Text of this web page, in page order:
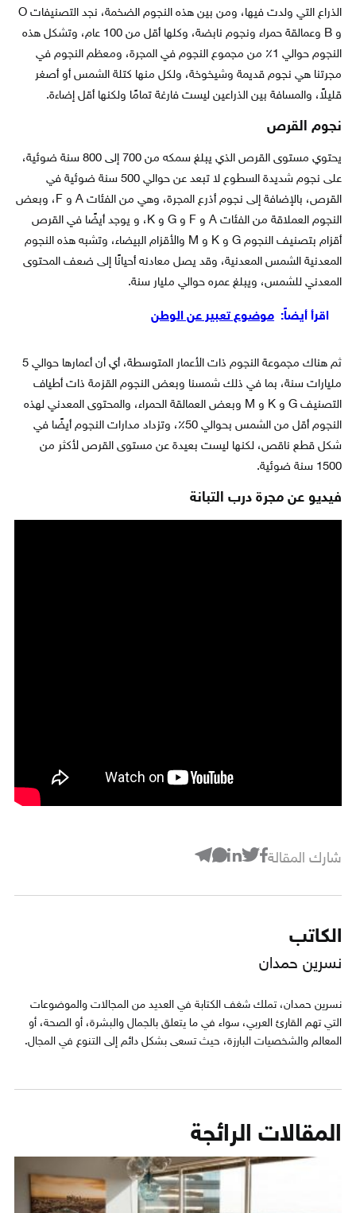
الذراع التي ولدت فيها، ومن بين هذه النجوم الضخمة، نجد التصنيفات O
و B وعمالقة حمراء ونجوم نابضة، وكلها أقل من 100 عام، وتشكل هذه
النجوم حوالي 1٪ من مجموع النجوم في المجرة، ومعظم النجوم في
مجرتنا هي نجوم قديمة وشيخوخة، ولكل منها كتلة الشمس أو أصغر
قليلاً، والمسافة بين الذراعين ليست فارغة تمامًا ولكنها أقل إضاءة.
نجوم القرص
يحتوي مستوى القرص الذي يبلغ سمكه من 700 إلى 800 سنة ضوئية،
على نجوم شديدة السطوع لا تبعد عن حوالي 500 سنة ضوئية في
القرص، بالإضافة إلى نجوم أذرع المجرة، وهي من الفئات A و F، وبعض
النجوم العملاقة من الفئات A و F و G و K، و يوجد أيضًا في القرص
أقزام بتصنيف النجوم G و K و M والأقزام البيضاء، وتشبه هذه النجوم
المعدنية الشمس المعدنية، وقد يصل معادنه أحيانًا إلى ضعف المحتوى
المعدني للشمس، ويبلغ عمره حوالي مليار سنة.
اقرأ أيضاً: موضوع تعبير عن الوطن
ثم هناك مجموعة النجوم ذات الأعمار المتوسطة، أي أن أعمارها حوالي 5
مليارات سنة، بما في ذلك شمسنا وبعض النجوم القزمة ذات أطياف
التصنيف G و K و M وبعض العمالقة الحمراء، والمحتوى المعدني لهذه
النجوم أقل من الشمس بحوالي 50٪، وتزداد مدارات النجوم أيضًا في
شكل قطع ناقص، لكنها ليست بعيدة عن مستوى القرص لأكثر من
1500 سنة ضوئية.
فيديو عن مجرة درب التبانة
شارك المقالة
الكاتب
نسرين حمدان
نسرين حمدان، تملك شغف الكتابة في العديد من المجالات والموضوعات
التي تهم القارئ العربي، سواء في ما يتعلق بالجمال والبشرة، أو الصحة، أو
المعالم والشخصيات البارزة، حيث تسعى بشكل دائم إلى التنوع في المجال.
المقالات الرائجة